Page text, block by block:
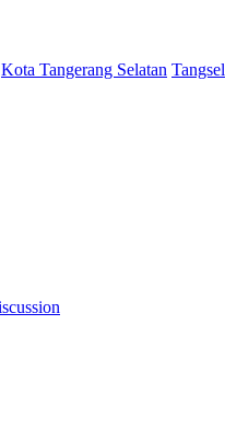
Kota Tangerang Selatan Tangsel